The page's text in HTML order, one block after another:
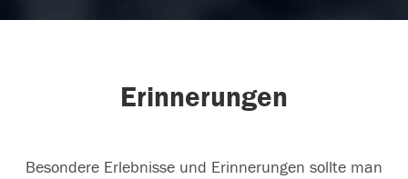
Erinnerungen
Besondere Erlebnisse und Erinnerungen sollte man